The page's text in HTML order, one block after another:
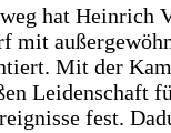
hat Heinrich
mit
Mit der
Leidenschaft
fest.